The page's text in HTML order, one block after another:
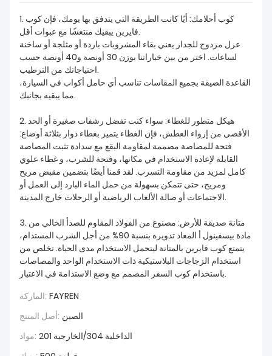
1. كوب أحلامك: أيًا كانت الطريقة التي يتدفق بها يومك، فإن كوب
فايرين يبقيك منتعشًا مع عبوات أقل.
عزل مزدوج للجدار يعني بقاء المشروبات باردة أو مثلجة أو ساخنة
لساعات. اختر من بين خياراتنا بوزن 30 أونصة و40 أونصة حسب
احتياجاتك من الترطيب.
القاعدة الضيقة بجميع المقاسات تناسب أي حامل أكواب في السيارة،
مما يبقيه بجانبك.
2. هيكل متطور للغطاء: سواء كنت تفضل رشفات صغيرة أو الحد
الأقصى من إرواء العطش، فإن الغطاء يتميز بغطاء دوار بثلاثة أوضاع:
فتحة للمصاصة مصممة لمقاومة البقع مع سدادة تثبت المصاصة
القابلة لإعادة الاستخدام في مكانها، وفتحة للشرب، و غطاء علوي
كامل لمزيد من مقاومة التسرب. لقد قمنا أيضًا بتضمين مقبض مريح
ومريح، حتى تتمكن بسهولة من حمل الماء البارد إلى العمل أو
الاجتماعات أو صالة الألعاب الرياضية أو الرحلات خارج المدينة.
3. متانة صديقة للأرض: مصنوع من الفولاذ المقاوم للصدأ الخالي من
مادة بيسفينول أ المعاد تدويره بنسبة 90% من أجل الشرب المستدام،
يتمتع كوب فايرين بالمتانة ليتحمل الاستخدام مدى الحياة. تخلص من
استخدام الزجاجات البلاستيكية ذات الاستخدام الواحد والمصاصات
باستخدام كوب السفر المصمم مع وضع الاستدامة في الاعتبار.
الماركة: FAYREN
أصل المنتج: الصين
مواد:
الداخلية 304/الخارجية 201